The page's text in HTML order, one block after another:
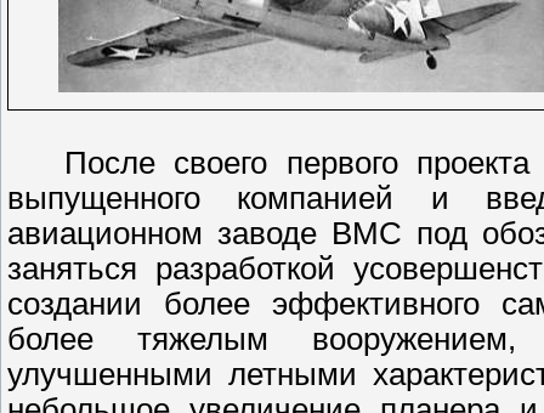
После своего первого проекта
выпущенного компанией и
авиационном заводе ВМС под
заняться разработкой
создании более эффективного
более тяжелым
улучшенными летными